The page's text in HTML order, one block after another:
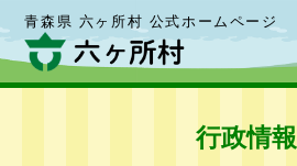
青森県 六ヶ所村 公式ホームページ
行政情報